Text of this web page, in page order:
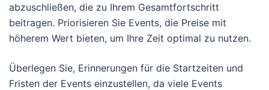
abzuschließen, die zu Ihrem Gesamtfortschritt
beitragen. Priorisieren Sie Events, die Preise mit
höherem Wert bieten, um Ihre Zeit optimal zu nutzen.
Überlegen Sie, Erinnerungen für die Startzeiten und
Fristen der Events einzustellen, da viele Events